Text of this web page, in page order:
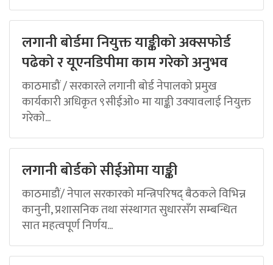
लगानी बोर्डमा नियुक्त याङ्कीको अक्सफोर्ड
पढेको र यूएनडिपीमा काम गरेको अनुभव
काठमाडौं / सरकारले लगानी बोर्ड नेपालको प्रमुख
कार्यकारी अधिकृत ९सीईओ० मा याङ्की उक्यावलाई नियुक्त
गरेको...
लगानी बोर्डको सीईओमा याङ्की
काठमाडौं/ नेपाल सरकारको मन्त्रिपरिषद् बैठकले विभिन्न
कानुनी, प्रशासनिक तथा संस्थागत सुधारसँग सम्बन्धित
सात महत्वपूर्ण निर्णय...